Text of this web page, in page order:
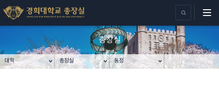
총장실
대학 총장실 동정